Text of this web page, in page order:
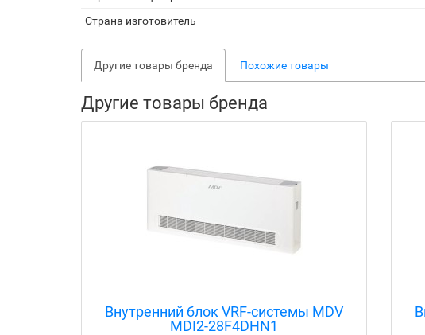
Страна изготовитель
Другие товары бренда Похожие товары
Другие товары бренда
Внутренний блок VRF-системы MDV
MDI2-22GDHN1